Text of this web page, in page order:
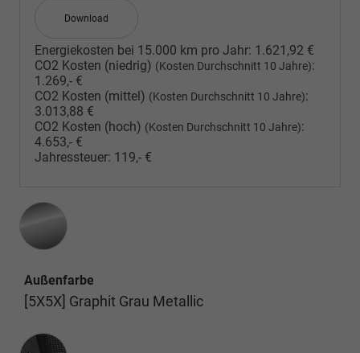
Download
Energiekosten bei 15.000 km pro Jahr: 1.621,92 €
CO2 Kosten (niedrig) (Kosten Durchschnitt 10 Jahre):
1.269,- €
CO2 Kosten (mittel) (Kosten Durchschnitt 10 Jahre):
3.013,88 €
CO2 Kosten (hoch) (Kosten Durchschnitt 10 Jahre):
4.653,- €
Jahressteuer: 119,- €
Außenfarbe
[5X5X] Graphit Grau Metallic
Innenausstattung